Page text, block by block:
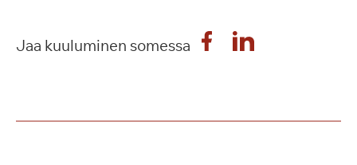
Jaa kuuluminen somessa